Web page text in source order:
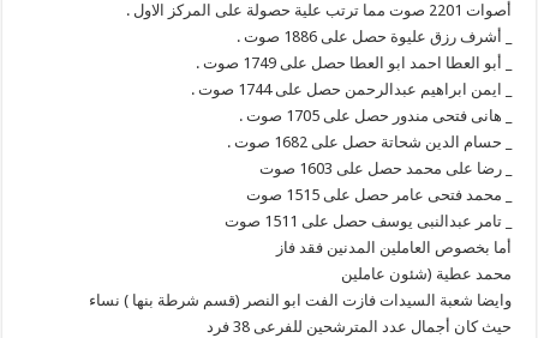
أصوات 2201 صوت مما ترتب علية حصولة على المركز الاول .
_ أشرف رزق عليوة حصل على 1886 صوت .
_ أبو العطا احمد ابو العطا حصل على 1749 صوت .
_ ايمن ابراهيم عبدالرحمن حصل على 1744 صوت .
_ هانى فتحى مندور حصل على 1705 صوت .
_ حسام الدين شحاتة حصل على 1682 صوت .
_ رضا على محمد حصل على 1603 صوت
_ محمد فتحى عامر حصل على 1515 صوت
_ تامر عبدالنبى يوسف حصل على 1511 صوت
أما بخصوص العاملين المدنين فقد فاز
محمد عطية (شئون عاملين
وايضا شعبة السيدات فازت الفت ابو النصر (قسم شرطة بنها ) نساء
حيث كان أجمال عدد المترشحين للفرعى 38 فرد